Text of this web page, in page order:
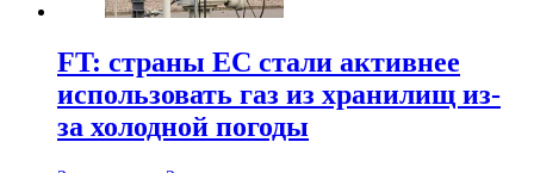
FT: страны ЕС стали активнее
использовать газ из хранилищ из-
за холодной погоды